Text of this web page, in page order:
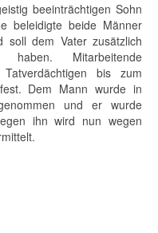
beeinträchtigen Sohn
beleidigte beide Männer
soll dem Vater zusätzlich
Mitarbeitende
bis zum
Dem Mann wurde in
und er wurde
ihn wird nun wegen